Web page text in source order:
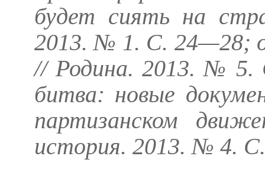
будет сиять на
2013. № 1. С. 24—28;
// Родина. 2013. №
битва: новые
партизанском
история. 2013. № 4.